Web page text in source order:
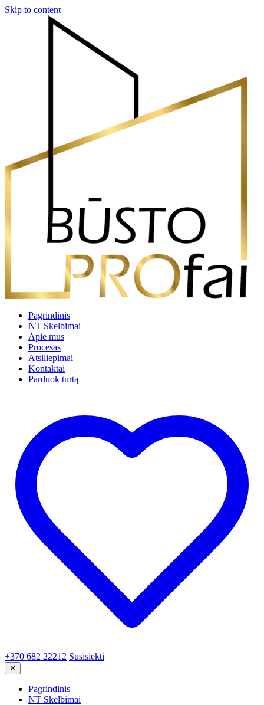
Skip to content
Pagrindinis
NT Skelbimai
Apie mus
Procesas
Atsiliepimai
Kontaktai
Parduok turtą
+370 682 22212 Susisiekti
✕
Pagrindinis
NT Skelbimai